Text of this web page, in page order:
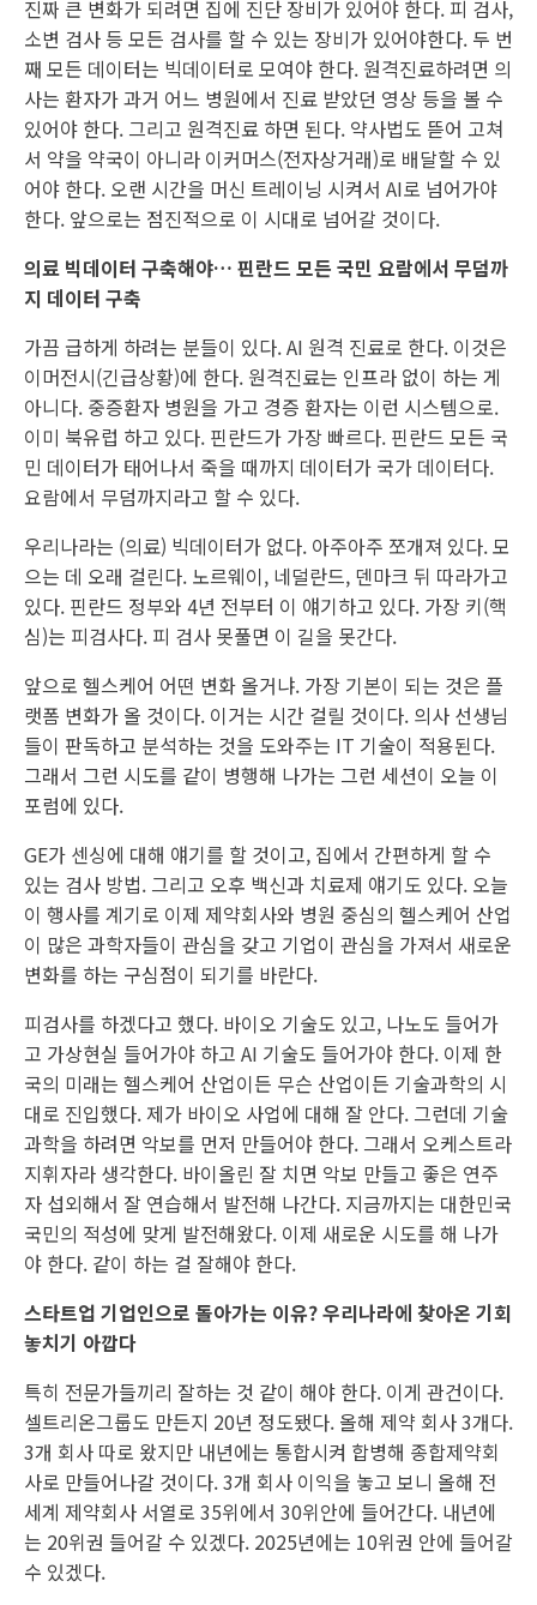
진짜 큰 변화가 되려면 집에 진단 장비가 있어야 한다. 피 검사,
소변 검사 등 모든 검사를 할 수 있는 장비가 있어야한다. 두 번
째 모든 데이터는 빅데이터로 모여야 한다. 원격진료하려면 의
사는 환자가 과거 어느 병원에서 진료 받았던 영상 등을 볼 수
있어야 한다. 그리고 원격진료 하면 된다. 약사법도 뜯어 고쳐
서 약을 약국이 아니라 이커머스(전자상거래)로 배달할 수 있
어야 한다. 오랜 시간을 머신 트레이닝 시켜서 AI로 넘어가야
한다. 앞으로는 점진적으로 이 시대로 넘어갈 것이다.
의료 빅데이터 구축해야… 핀란드 모든 국민 요람에서 무덤까
지 데이터 구축
가끔 급하게 하려는 분들이 있다. AI 원격 진료로 한다. 이것은
이머전시(긴급상황)에 한다. 원격진료는 인프라 없이 하는 게
아니다. 중증환자 병원을 가고 경증 환자는 이런 시스템으로.
이미 북유럽 하고 있다. 핀란드가 가장 빠르다. 핀란드 모든 국
민 데이터가 태어나서 죽을 때까지 데이터가 국가 데이터다.
요람에서 무덤까지라고 할 수 있다.
우리나라는 (의료) 빅데이터가 없다. 아주아주 쪼개져 있다. 모
으는 데 오래 걸린다. 노르웨이, 네덜란드, 덴마크 뒤 따라가고
있다. 핀란드 정부와 4년 전부터 이 얘기하고 있다. 가장 키(핵
심)는 피검사다. 피 검사 못풀면 이 길을 못간다.
앞으로 헬스케어 어떤 변화 올거냐. 가장 기본이 되는 것은 플
랫폼 변화가 올 것이다. 이거는 시간 걸릴 것이다. 의사 선생님
들이 판독하고 분석하는 것을 도와주는 IT 기술이 적용된다.
그래서 그런 시도를 같이 병행해 나가는 그런 세션이 오늘 이
포럼에 있다.
GE가 센싱에 대해 얘기를 할 것이고, 집에서 간편하게 할 수
있는 검사 방법. 그리고 오후 백신과 치료제 얘기도 있다. 오늘
이 행사를 계기로 이제 제약회사와 병원 중심의 헬스케어 산업
이 많은 과학자들이 관심을 갖고 기업이 관심을 가져서 새로운
변화를 하는 구심점이 되기를 바란다.
피검사를 하겠다고 했다. 바이오 기술도 있고, 나노도 들어가
고 가상현실 들어가야 하고 AI 기술도 들어가야 한다. 이제 한
국의 미래는 헬스케어 산업이든 무슨 산업이든 기술과학의 시
대로 진입했다. 제가 바이오 사업에 대해 잘 안다. 그런데 기술
과학을 하려면 악보를 먼저 만들어야 한다. 그래서 오케스트라
지휘자라 생각한다. 바이올린 잘 치면 악보 만들고 좋은 연주
자 섭외해서 잘 연습해서 발전해 나간다. 지금까지는 대한민국
국민의 적성에 맞게 발전해왔다. 이제 새로운 시도를 해 나가
야 한다. 같이 하는 걸 잘해야 한다.
스타트업 기업인으로 돌아가는 이유? 우리나라에 찾아온 기회
놓치기 아깝다
특히 전문가들끼리 잘하는 것 같이 해야 한다. 이게 관건이다.
셀트리온그룹도 만든지 20년 정도됐다. 올해 제약 회사 3개다.
3개 회사 따로 왔지만 내년에는 통합시켜 합병해 종합제약회
사로 만들어나갈 것이다. 3개 회사 이익을 놓고 보니 올해 전
세계 제약회사 서열로 35위에서 30위안에 들어간다. 내년에
는 20위권 들어갈 수 있겠다. 2025년에는 10위권 안에 들어갈
수 있겠다.